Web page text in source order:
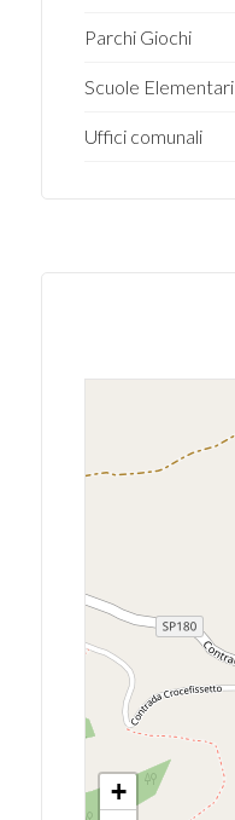
Parchi Giochi
Scuole Elementari
Uffici comunali
+
opzioni
Lusso